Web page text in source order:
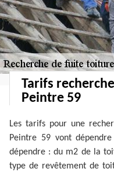
Tarifs
Peintre 59
Les tarifs pour une
Peintre 59 vont
dépendre : du m2 de la
type de revêtement de